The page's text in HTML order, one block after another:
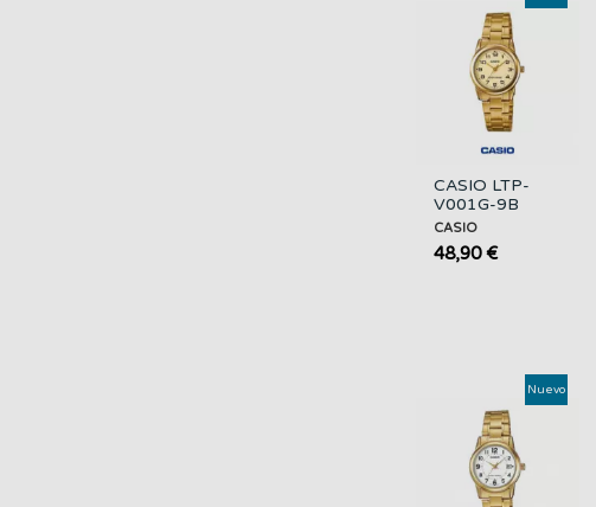
CASIO LTP-
V001G-9B
Reloj Analógico
Mujer Dorado
con Correa de...
CASIO
48,90 €
Nuevo